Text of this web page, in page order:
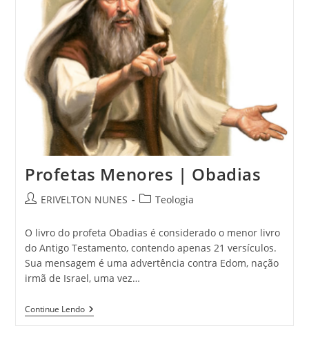
Profetas Menores | Obadias
ERIVELTON NUNES Teologia
O livro do profeta Obadias é considerado o menor livro
do Antigo Testamento, contendo apenas 21 versículos.
Sua mensagem é uma advertência contra Edom, nação
irmã de Israel, uma vez…
Continue Lendo